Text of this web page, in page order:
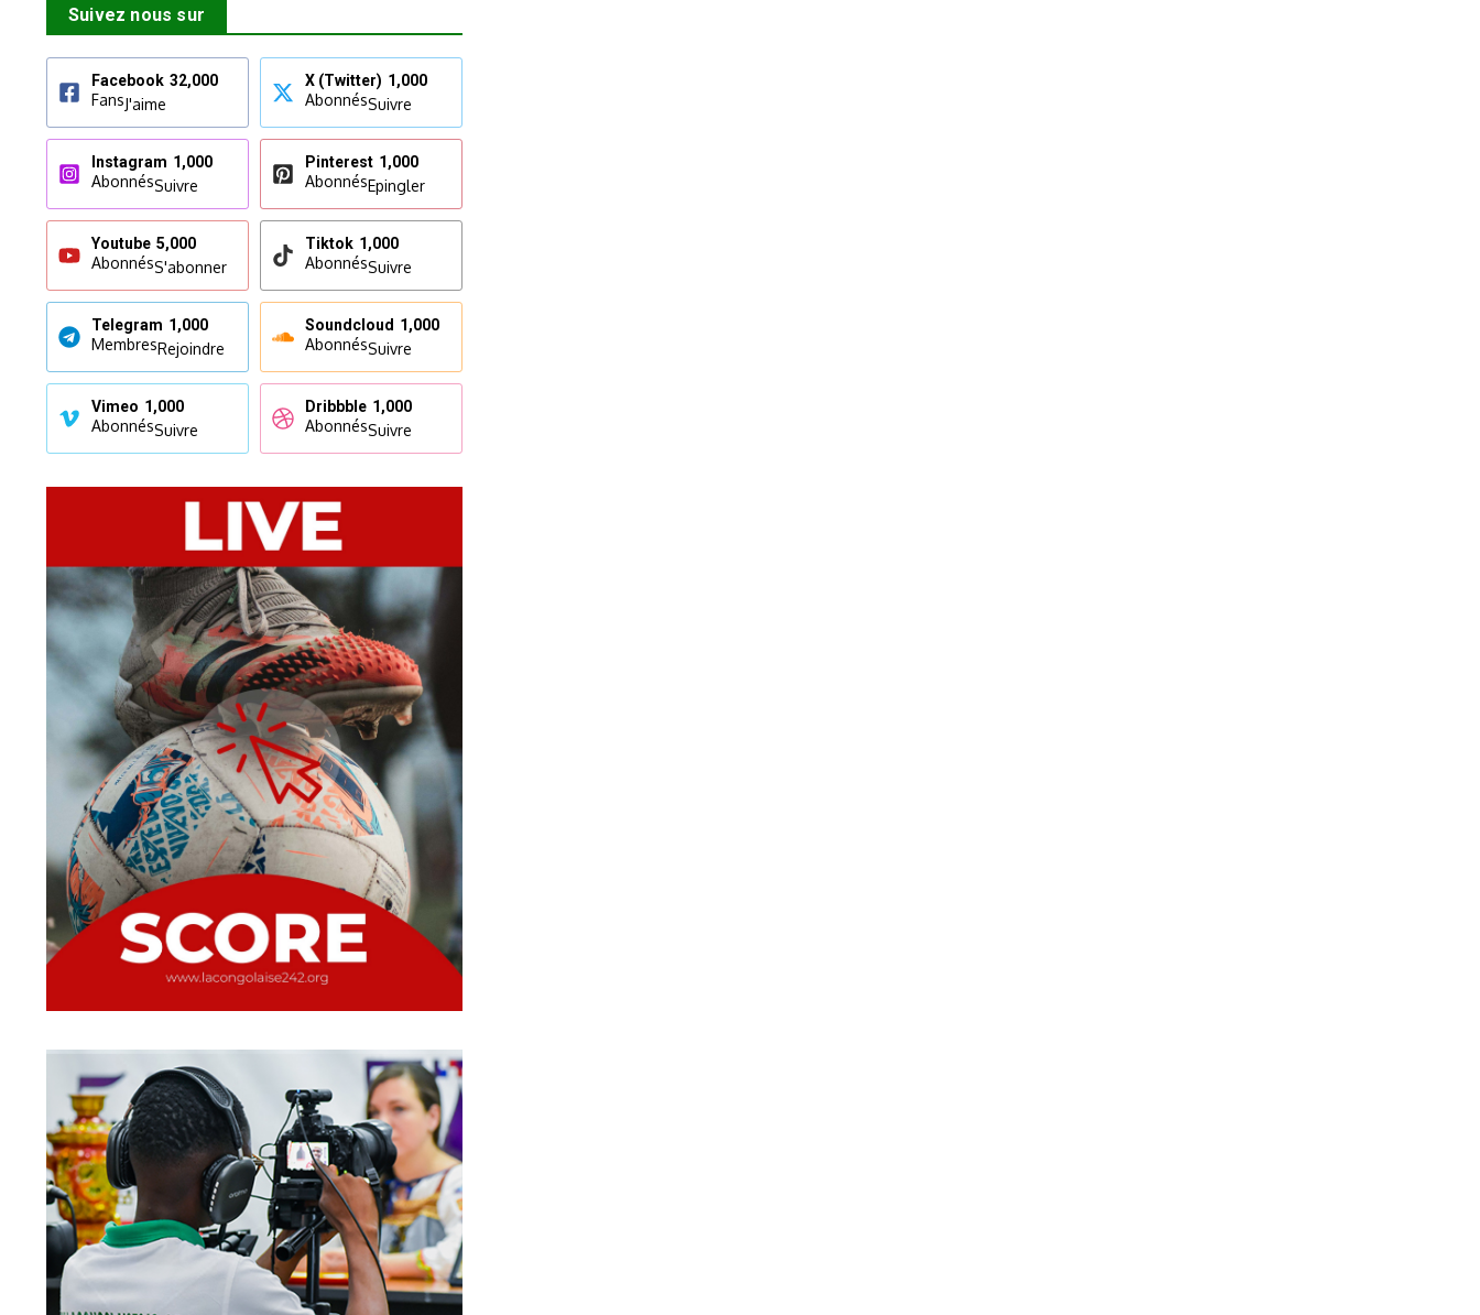
Suivez nous sur
Facebook 32,000
FansJ'aime
X (Twitter) 1,000
AbonnésSuivre
Instagram 1,000
AbonnésSuivre
Pinterest 1,000
AbonnésEpingler
Youtube 5,000
AbonnésS'abonner
Tiktok 1,000
AbonnésSuivre
Telegram 1,000
MembresRejoindre
Soundcloud 1,000
AbonnésSuivre
Vimeo 1,000
AbonnésSuivre
Dribbble 1,000
AbonnésSuivre